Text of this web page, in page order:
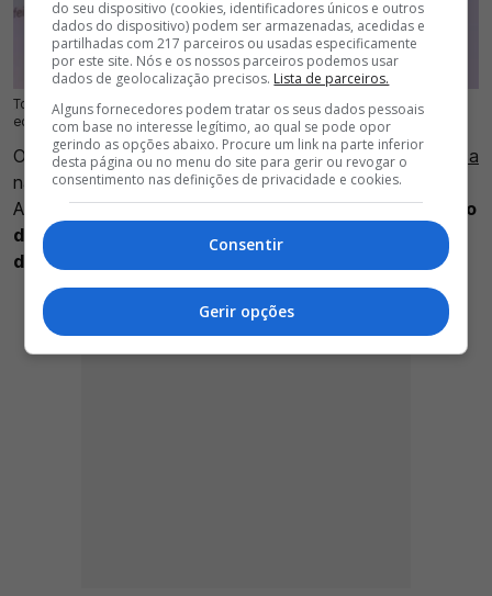
Tobias Thulin, guarda redes internacional sueco, é o mais novo reforço da
equipa masculina de andebol do Benfica
22 Jul 2026 | 13:39 | 0
Os reforços para a equipa masculina de andebol doBenfica
não param de chegar. Após o anúncio da chegada de
Aurélien Padolus,as águias oficializaram a contratação
de Tobias Thulin, guarda-redes internacional sueco
de 31 anos, que assinou um contrato válido até 2027
do seu dispositivo (cookies, identificadores únicos e outros
dados do dispositivo) podem ser armazenadas, acedidas e
partilhadas com 217 parceiros ou usadas especificamente
por este site. Nós e os nossos parceiros podemos usar
dados de geolocalização precisos. Lista de parceiros.
Alguns fornecedores podem tratar os seus dados pessoais
com base no interesse legítimo, ao qual se pode opor
gerindo as opções abaixo. Procure um link na parte inferior
desta página ou no menu do site para gerir ou revogar o
consentimento nas definições de privacidade e cookies.
Consentir
Gerir opções